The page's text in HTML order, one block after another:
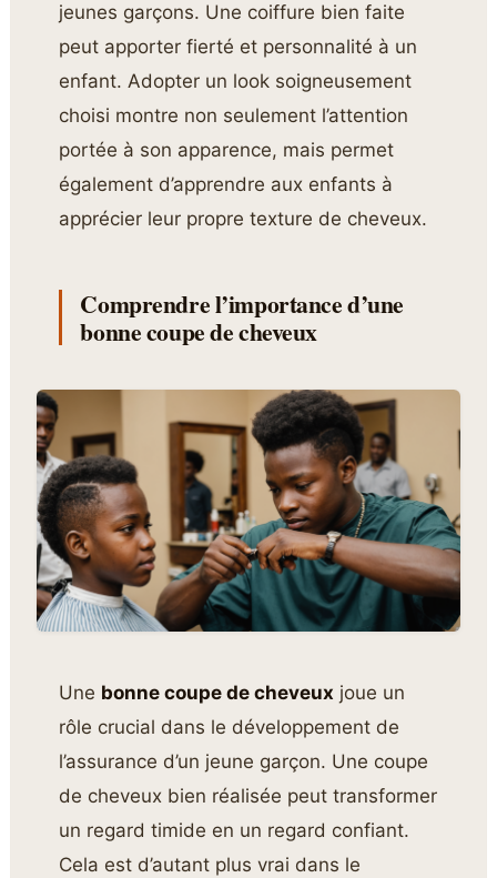
jeunes garçons. Une coiffure bien faite
peut apporter fierté et personnalité à un
enfant. Adopter un look soigneusement
choisi montre non seulement l’attention
portée à son apparence, mais permet
également d’apprendre aux enfants à
apprécier leur propre texture de cheveux.
Comprendre l’importance d’une
bonne coupe de cheveux
Une bonne coupe de cheveux joue un
rôle crucial dans le développement de
l’assurance d’un jeune garçon. Une coupe
de cheveux bien réalisée peut transformer
un regard timide en un regard confiant.
Cela est d’autant plus vrai dans le